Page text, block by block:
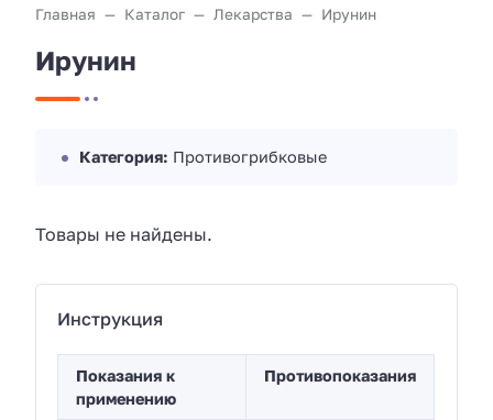
Главная Каталог Лекарства Ирунин
Ирунин
Категория: Противогрибковые
Товары не найдены.
Инструкция
Показания к
применению
Противопоказания